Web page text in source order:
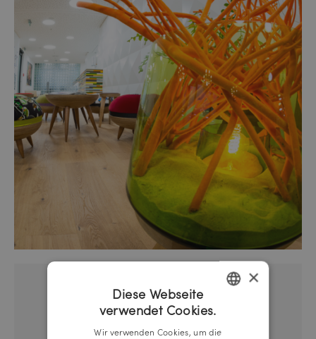
GERMAN
×
Diese Webseite
verwendet Cookies.
Wir verwenden Cookies, um die